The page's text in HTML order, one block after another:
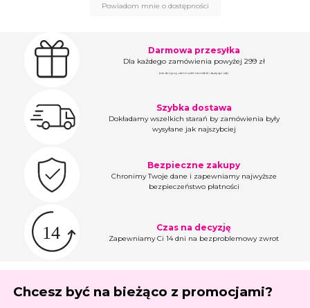
Powiadom mnie o dostępności
Darmowa przesyłka
Dla każdego zamówienia powyżej 299 zł
(nie dotyczy zamówień na meble i duży sprzęt)
Szybka dostawa
Dokładamy wszelkich starań by zamówienia były
wysyłane jak najszybciej
Bezpieczne zakupy
Chronimy Twoje dane i zapewniamy najwyższe
bezpieczeństwo płatności
Czas na decyzję
Zapewniamy Ci 14 dni na bezproblemowy zwrot
Chcesz być na bieżąco z promocjami?